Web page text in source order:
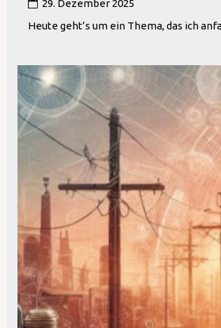
29. Dezember 2025
Heute geht’s um ein Thema, das ich